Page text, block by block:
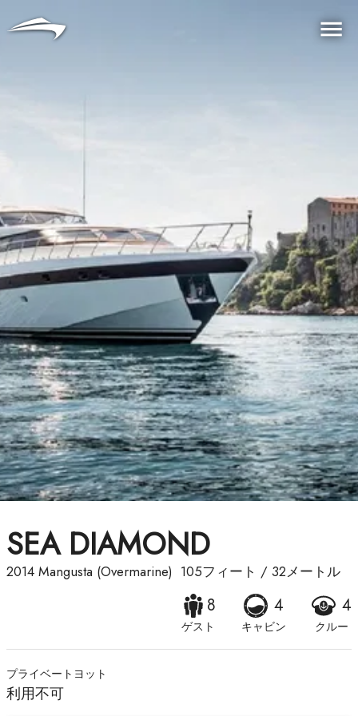
SEA DIAMOND
2014 Mangusta (Overmarine) 105フィート / 32メートル
8
ゲスト
4
キャビン
4
クルー
プライベートヨット
利用不可